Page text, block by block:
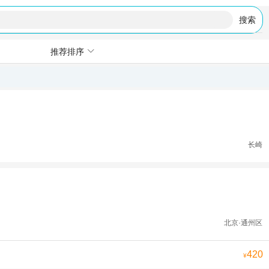
搜索
推荐排序
长崎
北京·通州区
¥420